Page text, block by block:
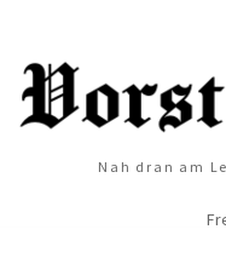
Nah dran am